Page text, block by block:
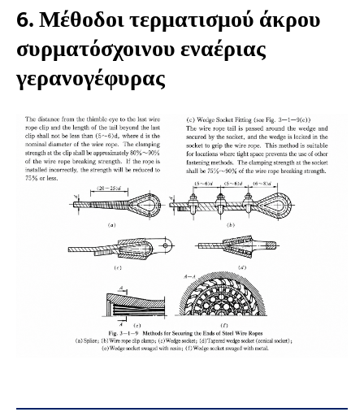
6. Μέθοδοι τερματισμού άκρου
συρματόσχοινου εναέριας
γερανογέφυρας